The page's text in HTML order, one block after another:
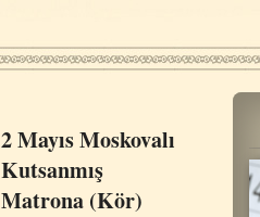
2 Mayıs Moskovalı
Kutsanmış
Matrona (Kör)